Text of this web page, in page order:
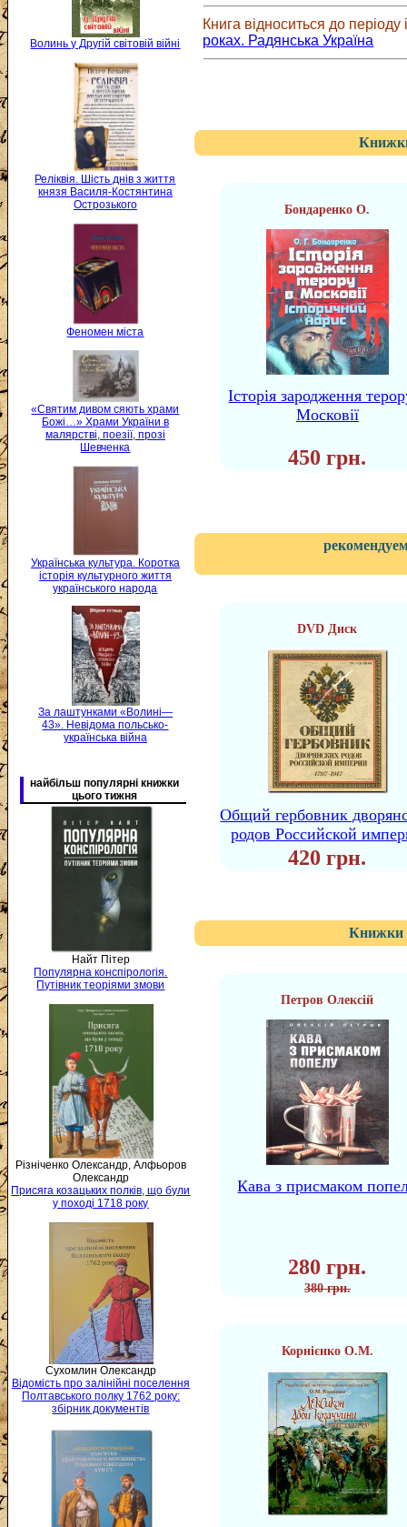
Волинь у Другій світовій війні
Реліквія. Шість днів з життя
князя Василя-Костянтина
Острозького
Феномен міста
«Святим дивом сяють храми
Божі…» Храми України в
малярстві, поезії, прозі
Шевченка
Українська культура. Коротка
історія культурного життя
українського народа
За лаштунками «Волині—
43». Невідома польсько-
українська війна
найбільш популярні книжки
цього тижня
Найт Пітер
Популярна конспірологія.
Путівник теоріями змови
Різніченко Олександр, Алфьоров
Олександр
Присяга козацьких полків, що були
у поході 1718 року
Сухомлин Олександр
Відомість про залінійні поселення
Полтавського полку 1762 року:
збірник документів
Книга відноситься до періоду
роках. Радянська Україна
Бондаренко О.
Історія зародження
Московії
450 грн.
DVD Диск
Общий гербовник
родов Российской
420 грн.
Книжки
Петров Олексій
Кава з присмаком
280 грн.
380 грн.
Корнієнко О.М.